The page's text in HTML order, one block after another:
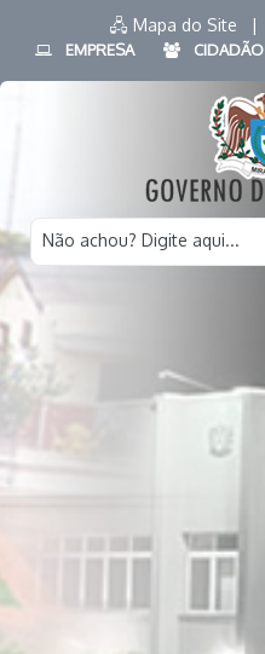
🖧 Mapa do Site |
EMPRESA CIDADÃO
Não achou? Digite aqui...